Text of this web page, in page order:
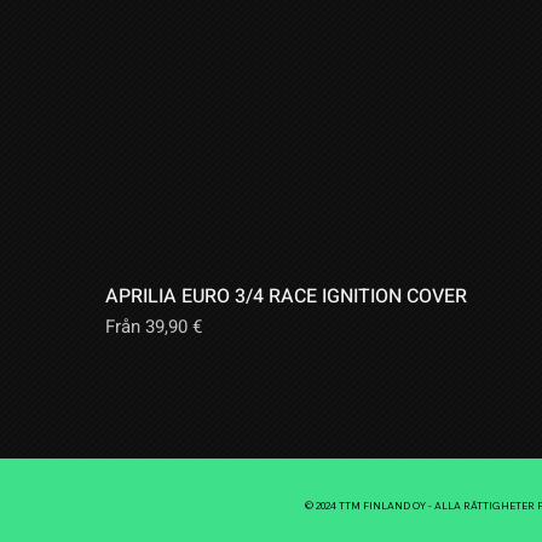
APRILIA EURO 3/4 RACE IGNITION COVER
Från39,90 €
Reapris
© 2024 TTM FINLAND OY - ALLA RÄTTIGHETER